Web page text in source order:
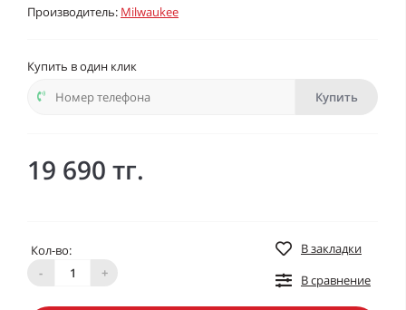
Производитель: Milwaukee
Купить в один клик
Купить
19 690 тг.
Кол-во:
-
+
В закладки
В сравнение